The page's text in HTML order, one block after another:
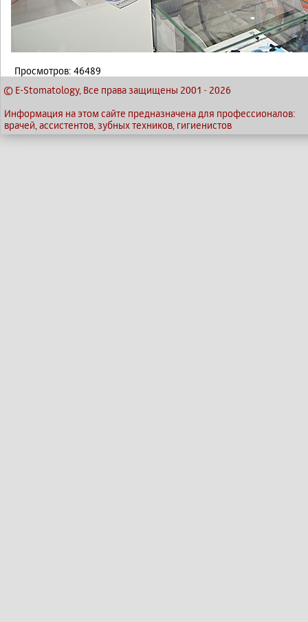
Просмотров: 46489
© E-Stomatology, Все права защищены 2001 - 2026
Информация на этом сайте предназначена для профессионалов:
врачей, ассистентов, зубных техников, гигиенистов